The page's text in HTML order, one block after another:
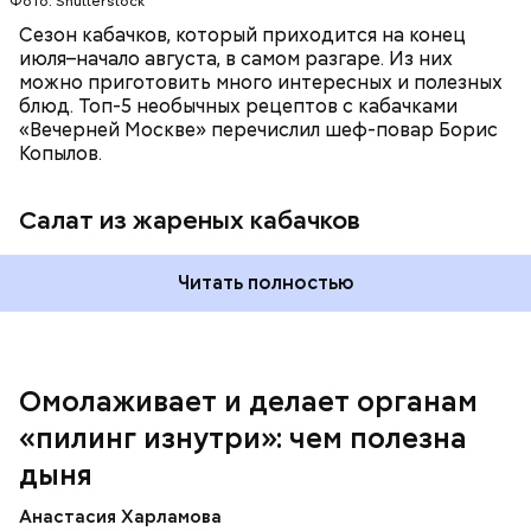
Сезон кабачков, который приходится на конец
июля–начало августа, в самом разгаре. Из них
можно приготовить много интересных и полезных
блюд. Топ-5 необычных рецептов с кабачками
«Вечерней Москве» перечислил шеф-повар Борис
Копылов.
Салат из жареных кабачков
Читать полностью
Омолаживает и делает органам
«пилинг изнутри»: чем полезна
дыня
Анастасия Харламова
кремний — укрепляет кости, зубы, волосы и
ногти и оказывает омолаживающее действие;
клетчатка — достаточно нежная и забирает
излишки холестерина, сахара и соли тяжелых
фолиевая кислота (в большом количестве) —
она необходима беременным женщинам,
Вред дыни
А врач-эндокринолог Алексей Калинчев рассказал,
что существует множество блюд, где используют